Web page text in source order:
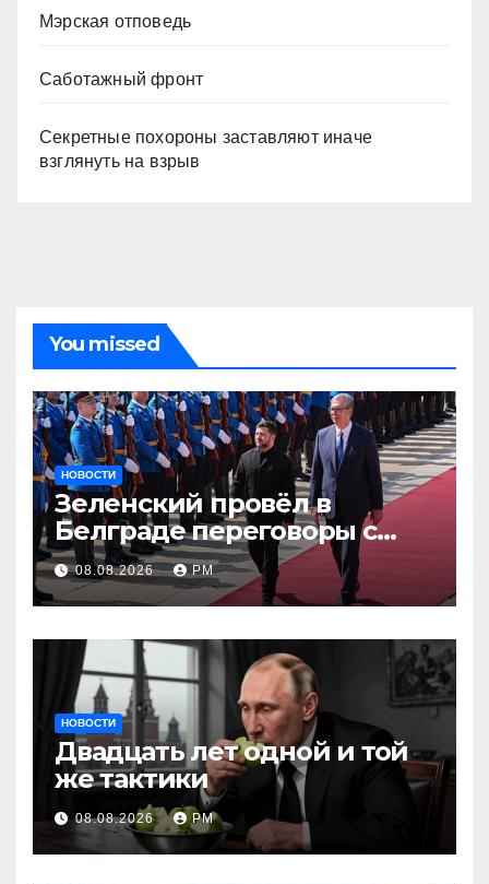
Мэрская отповедь
Саботажный фронт
Секретные похороны заставляют иначе
взглянуть на взрыв
You missed
НОВОСТИ
Зеленский провёл в
Белграде переговоры с
Вучичем
08.08.2026 РМ
НОВОСТИ
Двадцать лет одной и той
же тактики
08.08.2026 РМ